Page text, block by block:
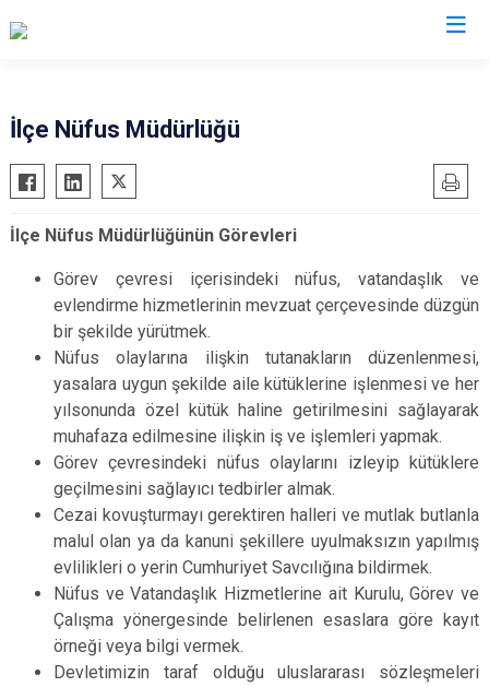
Akıncılar
Altınyayla
Divriği
Doğanşar
Gemerek
Koyulhisar
Şarkışla
Suşehri
Yıldızeli
Zara
İlçe Nüfus Müdürlüğü
İlçe Nüfus Müdürlüğünün Görevleri
Görev çevresi içerisindeki nüfus, vatandaşlık ve
evlendirme hizmetlerinin mevzuat çerçevesinde düzgün
bir şekilde yürütmek.
Nüfus olaylarına ilişkin tutanakların düzenlenmesi,
yasalara uygun şekilde aile kütüklerine işlenmesi ve her
yılsonunda özel kütük haline getirilmesini sağlayarak
muhafaza edilmesine ilişkin iş ve işlemleri yapmak.
Görev çevresindeki nüfus olaylarını izleyip kütüklere
geçilmesini sağlayıcı tedbirler almak.
Cezai kovuşturmayı gerektiren halleri ve mutlak butlanla
malul olan ya da kanuni şekillere uyulmaksızın yapılmış
evlilikleri o yerin Cumhuriyet Savcılığına bildirmek.
Nüfus ve Vatandaşlık Hizmetlerine ait Kurulu, Görev ve
Çalışma yönergesinde belirlenen esaslara göre kayıt
örneği veya bilgi vermek.
Devletimizin taraf olduğu uluslararası sözleşmeleri